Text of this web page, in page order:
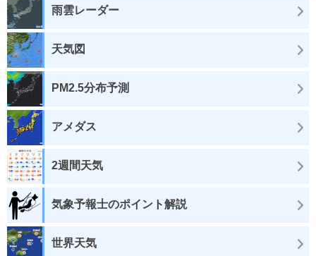
雨雲レーダー
天気図
PM2.5分布予測
アメダス
2週間天気
気象予報士のポイント解説
世界天気